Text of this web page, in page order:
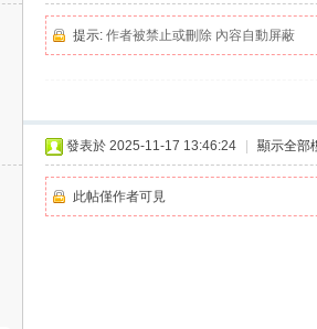
提示: 作者被禁止或刪除 內容自動屏蔽
發表於 2025-11-17 13:46:24 顯示全部
此帖僅作者可見